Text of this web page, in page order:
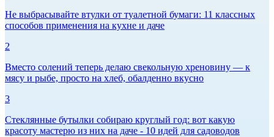
Не выбрасывайте втулки от туалетной бумаги: 11 классных
способов применения на кухне и даче
2
Вместо солений теперь делаю свекольную хреновину — к
мясу и рыбе, просто на хлеб, обалденно вкусно
3
Стеклянные бутылки собираю круглый год: вот какую
красоту мастерю из них на даче - 10 идей для садоводов